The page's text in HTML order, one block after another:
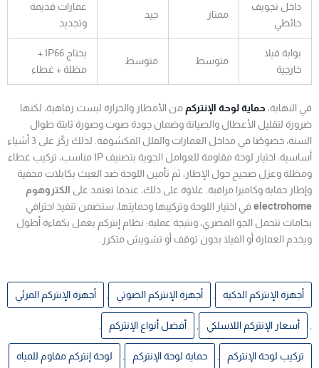
داخل تجويف
حائطي
ممتاز جيد
عمارات قديمة
وتجديد
بوابة فيلا
خارجية
متوسط متوسط
يحتاج IP66 +
مظلة + غطاء
في النهاية، حماية لوحة الإنتركم من الأمطار والحرارة ليست رفاهية، لكنها
ضرورة لتقليل الأعطال والصيانة وضمان جودة صوت وصورة ثابتة طوال
السنة، خصوصًا في مداخل العمارات والفلل المكشوفة. لذلك ركّز على 3 أشياء
أساسية: اختيار لوحة مقاومة للعوامل الجوية بتصنيف IP مناسب، تركيب غطاء
ومظلة وعزل صحيح حول الإطار، ثم تأمين اللوحة ضد العبث بكابلات مخفية
وإطار حماية وكاميرا مراقبة. علاوة على ذلك، عندما تعتمد على الكتروهوم
electrohome في اختيار اللوحة وتركيبها وحمايتها، ستضمن تنفيذ احترافي
بخامات تتحمل الجو المصري، ونتيجة عملية: نظام إنتركم يعمل بكفاءة أطول
ويخدم العمارة أو الفيلا بدون توقف أو تشويش متكرر.
أجهزة الإنتركم الذكية أجهزة الإنتركم الصوتي أجهزة الإنتركم المرئي
أسعار الإنتركم اللاسلكي أفضل أنواع الإنتركم
تركيب لوحة الإنتركم حماية لوحة الإنتركم لوحة إنتركم مقاوم للمياه